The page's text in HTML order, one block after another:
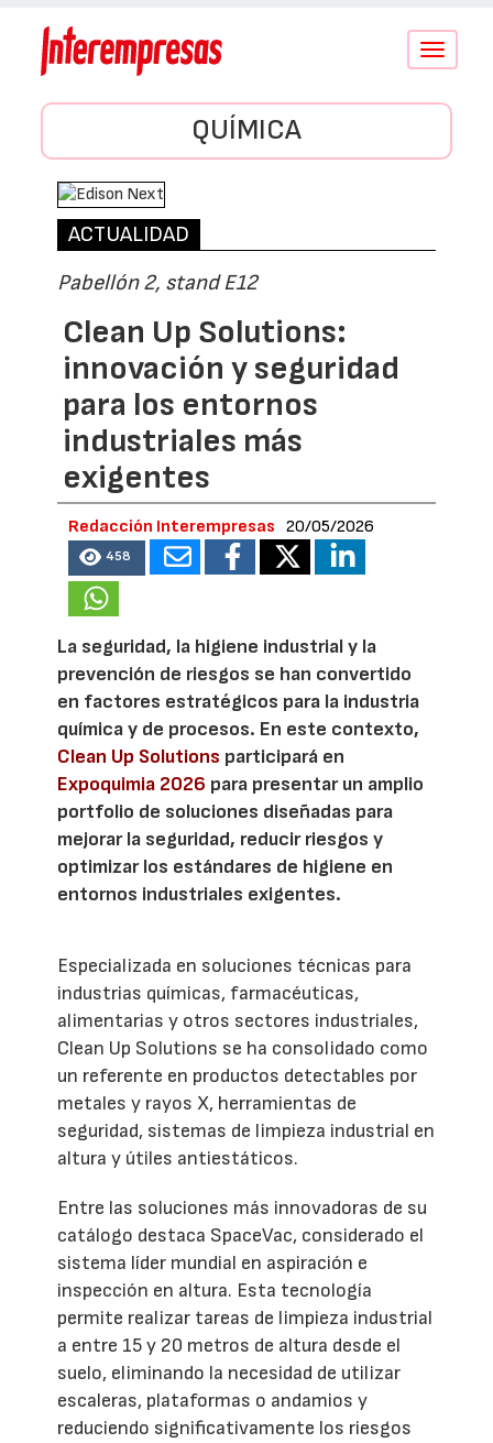
Conmutar
QUÍMICA
ACTUALIDAD
Pabellón 2, stand E12
Clean Up Solutions:
innovación y seguridad
para los entornos
industriales más
exigentes
Redacción Interempresas 20/05/2026
458
La seguridad, la higiene industrial y la
prevención de riesgos se han convertido
en factores estratégicos para la industria
química y de procesos. En este contexto,
Clean Up Solutions participará en
Expoquimia 2026 para presentar un amplio
portfolio de soluciones diseñadas para
mejorar la seguridad, reducir riesgos y
optimizar los estándares de higiene en
entornos industriales exigentes.
Especializada en soluciones técnicas para
industrias químicas, farmacéuticas,
alimentarias y otros sectores industriales,
Clean Up Solutions se ha consolidado como
un referente en productos detectables por
metales y rayos X, herramientas de
seguridad, sistemas de limpieza industrial en
altura y útiles antiestáticos.
Entre las soluciones más innovadoras de su
catálogo destaca SpaceVac, considerado el
sistema líder mundial en aspiración e
inspección en altura. Esta tecnología
permite realizar tareas de limpieza industrial
a entre 15 y 20 metros de altura desde el
suelo, eliminando la necesidad de utilizar
escaleras, plataformas o andamios y
reduciendo significativamente los riesgos